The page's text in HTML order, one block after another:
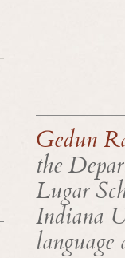
Gedun
the
Lugar
Indiana